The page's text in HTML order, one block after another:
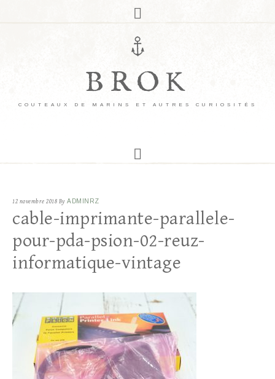
BROK
COUTEAUX DE MARINS ET AUTRES CURIOSITÉS
12 novembre 2018 By ADMINRZ
cable-imprimante-parallele-
pour-pda-psion-02-reuz-
informatique-vintage